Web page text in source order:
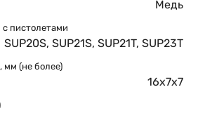
Медь
пистолетами
SUP20S, SUP21S, SUP21T, SUP23T
мм (не более)
16х7х7